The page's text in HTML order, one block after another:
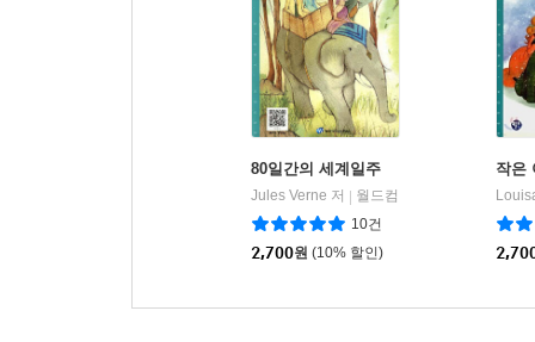
80일간의 세계일주
Jules Verne 저
월드컴
10건
2,700원 (10% 할인)
작은